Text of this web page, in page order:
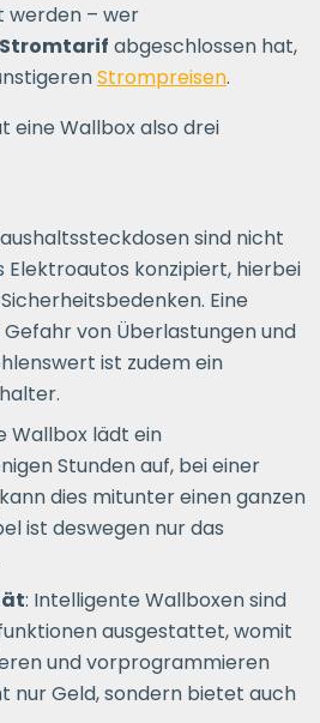
werden – wer
abgeschlossen hat,
Strompreisen.
eine Wallbox also drei
sind nicht
Elektroautos konzipiert, hierbei
Eine
von Überlastungen und
ist zudem ein
Wallbox lädt ein
Stunden auf, bei einer
dies mitunter einen ganzen
ist deswegen nur das
: Intelligente Wallboxen sind
ausgestattet, womit
und vorprogrammieren
nur Geld, sondern bietet auch